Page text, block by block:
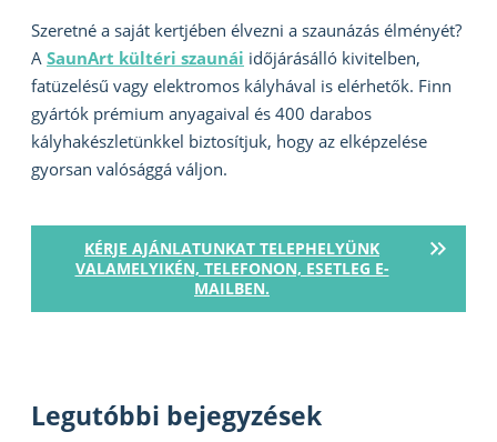
Szeretné a saját kertjében élvezni a szaunázás élményét?
A SaunArt kültéri szaunái időjárásálló kivitelben,
fatüzelésű vagy elektromos kályhával is elérhetők. Finn
gyártók prémium anyagaival és 400 darabos
kályhakészletünkkel biztosítjuk, hogy az elképzelése
gyorsan valósággá váljon.
KÉRJE AJÁNLATUNKAT TELEPHELYÜNK
VALAMELYIKÉN, TELEFONON, ESETLEG E-
MAILBEN.
Legutóbbi bejegyzések